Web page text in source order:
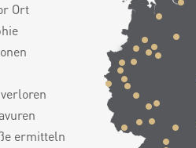
Ort
ermitteln